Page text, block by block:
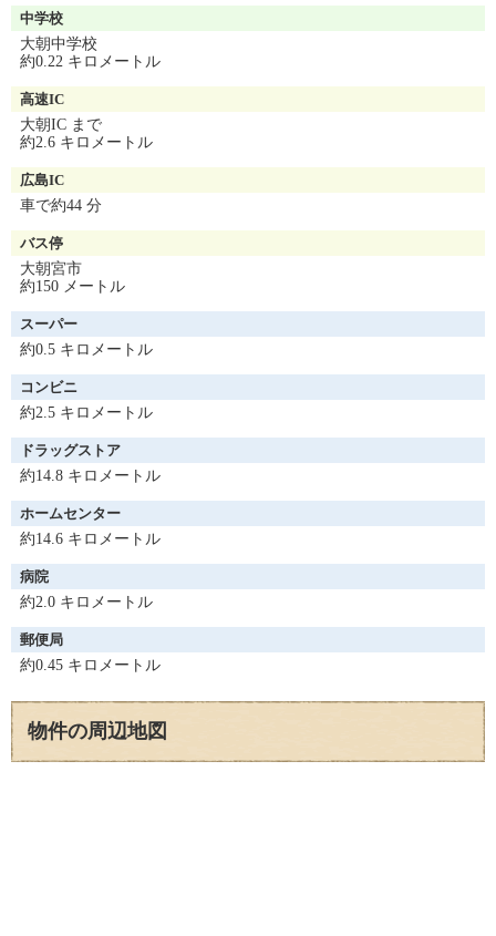
中学校
大朝中学校
約0.22 キロメートル
高速IC
大朝IC まで
約2.6 キロメートル
広島IC
車で約44 分
バス停
大朝宮市
約150 メートル
スーパー
約0.5 キロメートル
コンビニ
約2.5 キロメートル
ドラッグストア
約14.8 キロメートル
ホームセンター
約14.6 キロメートル
病院
約2.0 キロメートル
郵便局
約0.45 キロメートル
物件の周辺地図